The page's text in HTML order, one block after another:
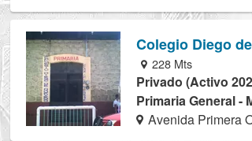
Colegio Diego
228 Mts
Privado (Activo
Primaria General -
Avenida Primera